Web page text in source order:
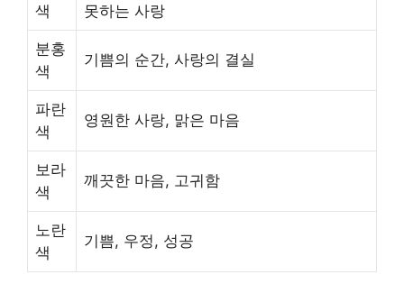
색
못하는 사랑
분홍
색
기쁨의 순간, 사랑의 결실
파란
색
영원한 사랑, 맑은 마음
보라
색
깨끗한 마음, 고귀함
노란
색
기쁨, 우정, 성공